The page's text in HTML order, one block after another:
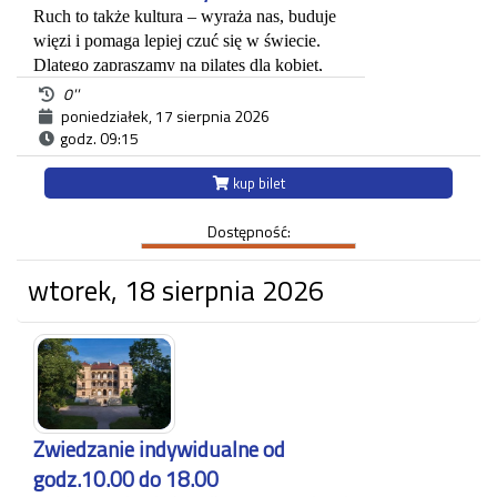
Ruch to także kultura – wyraża nas, buduje
więzi i pomaga lepiej czuć się w świecie.
Dlatego zapraszamy na pilates dla kobiet,
które łączą troskę o ciało z ideą dobrostanu i
wellbeingu. Będziemy spotykać się co
poniedziałek! To czas, by wzmocnić ciało,
nabrać energii i poczuć siłę płynącą ze
wspólnego ruchu.Dołącz do nas i odkryj, że
ćwiczeń i butelkę wody.
W naszej przestrzeni tworzymy miejsce
spotkania, gdzie również aktywność
fizyczna staje się częścią życia kulturalnego.
Prowadzenie: Weronika Szwed -
pasjonatka ruchu i świadomej pracy z
0''
poniedziałek, 17 sierpnia 2026
godz. 09:15
kup bilet
Dostępność:
wtorek, 18 sierpnia 2026
Zwiedzanie indywidualne od
godz.10.00 do 18.00